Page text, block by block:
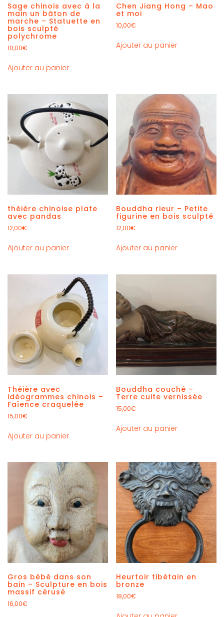
Sage chinois avec à la
main un bâton de
marche – Statuette en
bois sculpté
polychrome
10,00€
Ajouter au panier
Chen Jiang Hong – Mao
et moi
10,00€
Ajouter au panier
théière chinoise plate
avec pandas
12,00€
Ajouter au panier
Bouddha rieur – Petite
figurine en bois sculpté
12,00€
Ajouter au panier
Théière avec
idéogrammes chinois –
Faïence craquelée
15,00€
Ajouter au panier
Bouddha couché –
Terre cuite vernissée
15,00€
Ajouter au panier
Gros bébé dans son
bain – Sculpture en bois
massif cérusé
16,00€
Heurtoir tibétain en
bronze
18,00€